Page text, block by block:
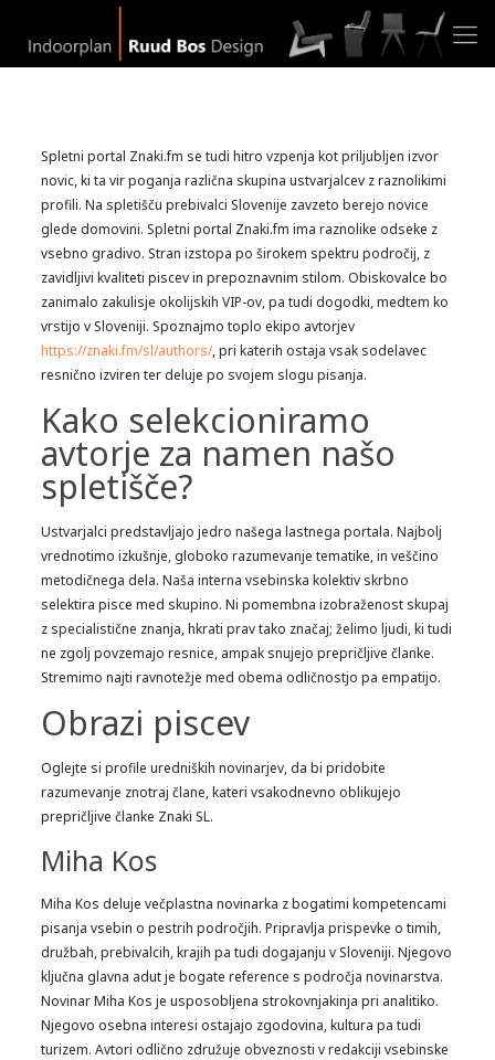
Spletni portal Znaki.fm se tudi hitro vzpenja kot priljubljen izvor
novic, ki ta vir poganja različna skupina ustvarjalcev z raznolikimi
profili. Na spletišču prebivalci Slovenije zavzeto berejo novice
glede domovini. Spletni portal Znaki.fm ima raznolike odseke z
vsebno gradivo. Stran izstopa po širokem spektru področij, z
zavidljivi kvaliteti piscev in prepoznavnim stilom. Obiskovalce bo
zanimalo zakulisje okolijskih VIP-ov, pa tudi dogodki, medtem ko
vrstijo v Sloveniji. Spoznajmo toplo ekipo avtorjev
https://znaki.fm/sl/authors/, pri katerih ostaja vsak sodelavec
resnično izviren ter deluje po svojem slogu pisanja.
Kako selekcioniramo
avtorje za namen našo
spletišče?
Ustvarjalci predstavljajo jedro našega lastnega portala. Najbolj
vrednotimo izkušnje, globoko razumevanje tematike, in veščino
metodičnega dela. Naša interna vsebinska kolektiv skrbno
selektira pisce med skupino. Ni pomembna izobraženost skupaj
z specialistične znanja, hkrati prav tako značaj; želimo ljudi, ki tudi
ne zgolj povzemajo resnice, ampak snujejo prepričljive članke.
Stremimo najti ravnotežje med obema odličnostjo pa empatijo.
Obrazi piscev
Oglejte si profile uredniških novinarjev, da bi pridobite
razumevanje znotraj člane, kateri vsakodnevno oblikujejo
prepričljive članke Znaki SL.
Miha Kos
Miha Kos deluje večplastna novinarka z bogatimi kompetencami
pisanja vsebin o pestrih področjih. Pripravlja prispevke o timih,
družbah, prebivalcih, krajih pa tudi dogajanju v Sloveniji. Njegovo
ključna glavna adut je bogate reference s področja novinarstva.
Novinar Miha Kos je usposobljena strokovnjakinja pri analitiko.
Njegovo osebna interesi ostajajo zgodovina, kultura pa tudi
turizem. Avtori odlično združuje obveznosti v redakciji vsebinske